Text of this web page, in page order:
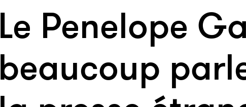
Le Penelope
beaucoup